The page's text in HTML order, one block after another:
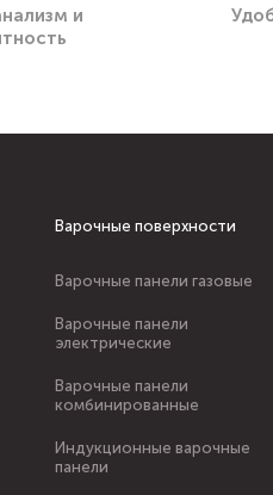
и
Варочные поверхности
Варочные панели газовые
Варочные панели
электрические
Варочные панели
комбинированные
Индукционные варочные
панели